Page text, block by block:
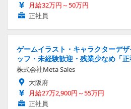
月給32万円～50万円
正社員
ゲームイラスト・キャラクターデ
ッフ・未経験歓迎・残業少なめ「
株式会社Meta Sales
大阪府
月給27万2,900円～55万円
正社員